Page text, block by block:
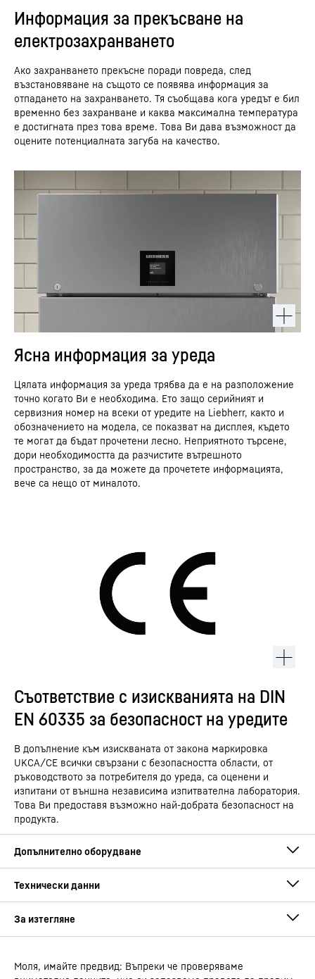
Информация за прекъсване на
електрозахранването
Ако захранването прекъсне поради повреда, след
възстановяване на същото се появява информация за
отпадането на захранването. Тя съобщава кога уредът е бил
временно без захранване и каква максимална температура
е достигната през това време. Това Ви дава възможност да
оцените потенциалната загуба на качество.
Ясна информация за уреда
Цялата информация за уреда трябва да е на разположение
точно когато Ви е необходима. Ето защо серийният и
сервизния номер на всеки от уредите на Liebherr, както и
обозначението на модела, се показват на дисплея, където
те могат да бъдат прочетени лесно. Неприятното търсене,
дори необходимостта да разчистите вътрешното
пространство, за да можете да прочетете информацията,
вече са нещо от миналото.
Съответствие с изискванията на DIN
EN 60335 за безопасност на уредите
В допълнение към изискваната от закона маркировка
UKCA/CE всички свързани с безопасността области, от
ръководството за потребителя до уреда, са оценени и
изпитани от външна независима изпитвателна лаборатория.
Това Ви предоставя възможно най-добрата безопасност на
продукта.
Ръководство за употреба
Моля, имайте предвид: Въпреки че проверяваме